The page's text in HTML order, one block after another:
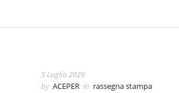
5 Luglio 2026
by ACEPER in rassegna stampa